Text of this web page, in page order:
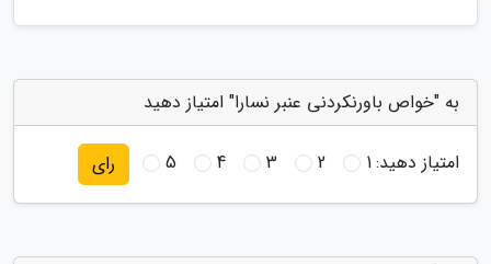
به "خواص باورنکردنی عنبر نسارا" امتیاز دهید
امتیاز دهید:1
2
3
4
5 رای